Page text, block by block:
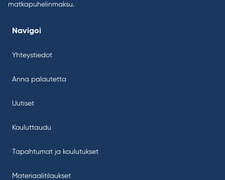
matkapuhelinmaksu.
Navigoi
Yhteystiedot
Anna palautetta
Uutiset
Kouluttaudu
Tapahtumat ja koulutukset
Materiaalitilaukset